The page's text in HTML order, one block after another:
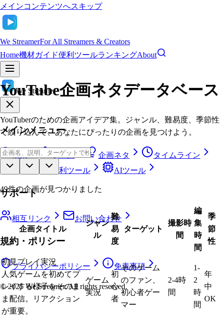
メインコンテンツへスキップ
We StreamerFor All Streamers & Creators
Home機材ガイド便利ツールランキングAbout
We Streamer
メインメニュー
検索 ホーム 企画ネタ
タイムライン
便利ツール AIツール
サポート
相互リンク お問い合わせ
規約・ポリシー
プライバシーポリシー 免責事項
© 2025 We Streamer. All rights reserved.
YouTube企画ネタデータベース
YouTuberのための企画アイデア集。ジャンル、難易度、季節性
で絞り込んで、あなたにぴったりの企画を見つけよう。
49件の企画が見つかりました
企画タイトル
ジャン
ル
難
易
度
ターゲット
撮影時
間
編
集
時
間
季
節
性
初見プレイ実況
人気ゲームを初めてプ
レイする様子をそのま
ま配信。リアクション
が重要。
ゲーム
実況
初
心
者
そのゲーム
のファン、
初心者ゲー
マー
2-4時
間
1-
2
時
間
年
中
OK